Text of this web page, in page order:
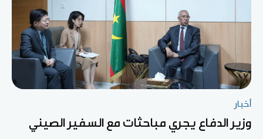
أخبار
وزير الدفاع يجري مباحثات مع السفير الصيني